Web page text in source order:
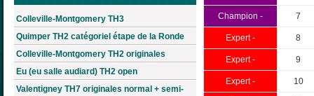
Colleville-Montgomery TH3
Quimper TH2 catégoriel étape de la Ronde
Colleville-Montgomery TH2 originales
Eu (eu salle audiard) TH2 open
Valentigney TH7 originales normal + semi-
Champion - 7
Expert - 8
Expert - 9
Expert - 10